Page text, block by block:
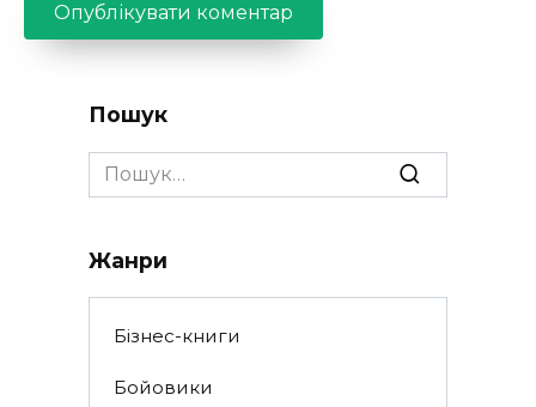
Пошук
Search
for:
Жанри
Бізнес-книги
Бойовики